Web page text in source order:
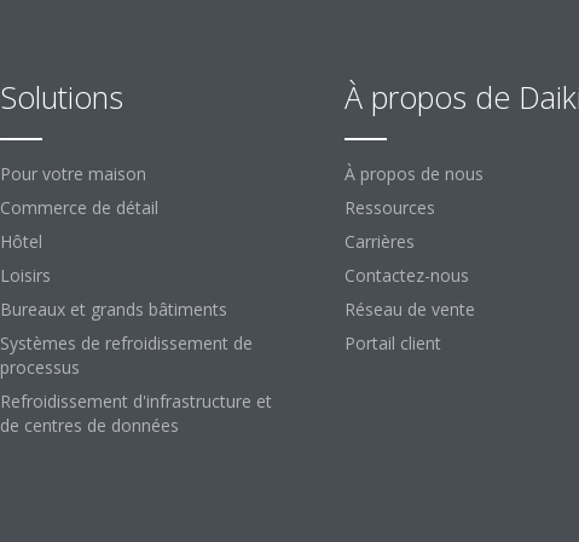
Solutions
Pour votre maison
Commerce de détail
Hôtel
Loisirs
Bureaux et grands bâtiments
Systèmes de refroidissement de
processus
Refroidissement d'infrastructure et
de centres de données
À propos de
À propos de nous
Ressources
Carrières
Contactez-nous
Réseau de vente
Portail client